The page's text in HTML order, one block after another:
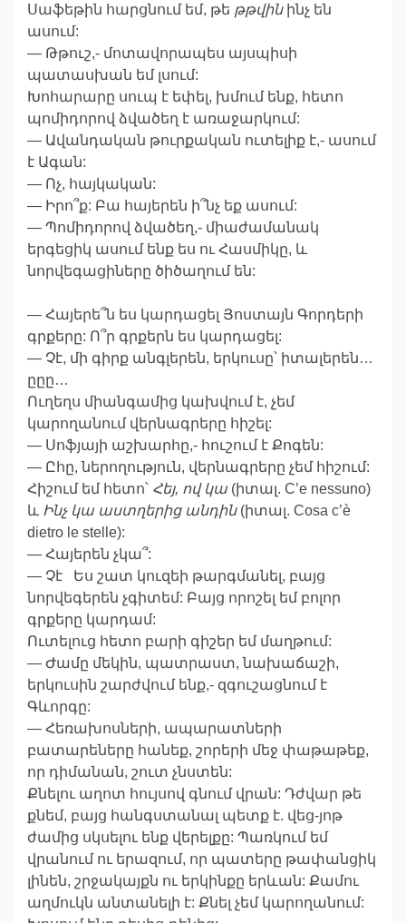
Սաֆեթին հարցնում եմ, թե թթվին ինչ են
ասում:
— Թթուշ,- մոտավորապես այսպիսի
պատասխան եմ լսում:
Խոհարարը սուպ է եփել, խմում ենք, հետո
պոմիդորով ձվածեղ է առաջարկում:
— Ավանդական թուրքական ուտելիք է,- ասում
է Ագան:
— Ոչ, հայկական:
— Իրո՞ք: Բա հայերեն ի՞նչ եք ասում:
— Պոմիդորով ձվածեղ,- միաժամանակ
երգեցիկ ասում ենք ես ու Հասմիկը, և
նորվեգացիները ծիծաղում են:
— Հայերե՞ն ես կարդացել Յոստայն Գորդերի
գրքերը: Ո՞ր գրքերն ես կարդացել:
— Չէ, մի գիրք անգլերեն, երկուսը՝ իտալերեն…
ըըը…
Ուղեղս միանգամից կախվում է, չեմ
կարողանում վերնագրերը հիշել:
— Սոֆյայի աշխարհը,- հուշում է Քոգեն:
— Ըհը, ներողություն, վերնագրերը չեմ հիշում:
Հիշում եմ հետո՝ Հեյ, ով կա(իտալ. C’e nessuno)
և Ինչ կա աստղերից անդին(իտալ. Cosa c’è
dietro le stelle):
— Հայերեն չկա՞:
— Չէ Ես շատ կուզեի թարգմանել, բայց
նորվեգերեն չգիտեմ: Բայց որոշել եմ բոլոր
գրքերը կարդամ:
Ուտելուց հետո բարի գիշեր եմ մաղթում:
— Ժամը մեկին, պատրաստ, նախաճաշի,
երկուսին շարժվում ենք,- զգուշացնում է
Գևորգը:
— Հեռախոսների, ապարատների
բատարեները հանեք, շորերի մեջ փաթաթեք,
որ դիմանան, շուտ չնստեն:
Քնելու աղոտ հույսով գնում վրան: Դժվար թե
քնեմ, բայց հանգստանալ պետք է. վեց-յոթ
ժամից սկսելու ենք վերելքը: Պառկում եմ
վրանում ու երազում, որ պատերը թափանցիկ
լինեն, շրջակայքն ու երկինքը երևան: Քամու
աղմուկն անտանելի է: Քնել չեմ կարողանում: